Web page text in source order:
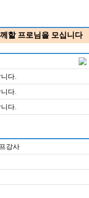
할 프로님을 모십니다
다.
다.
다.
강사